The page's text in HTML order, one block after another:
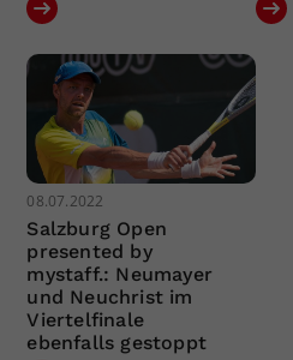
08.07.2022
Salzburg Open
presented by
mystaff.: Neumayer
und Neuchrist im
Viertelfinale
ebenfalls gestoppt